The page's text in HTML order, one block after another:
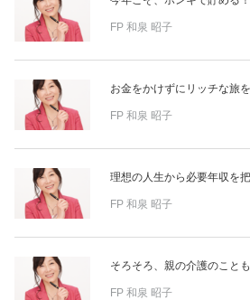
ココロ/カラダ
グルメ
トラベル
カルチャー/エンタメ
FP 和泉 昭子
お金をかけずにリッチな旅
FP 和泉 昭子
理想の人生から必要年収を
FP 和泉 昭子
そろそろ、親の介護のこと
FP 和泉 昭子